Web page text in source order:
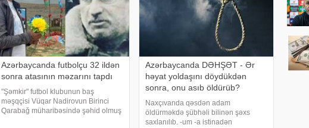
Azərbaycanda futbolçu 32 ildən
sonra atasının məzarını tapdı
"Şəmkir" futbol klubunun baş
məşqçisi Vüqar Nadirovun Birinci
Qarabağ müharibəsində şəhid olmuş
Azərbaycanda DƏHŞƏT - Ər
həyat yoldaşını döydükdən
sonra, onu asıb öldürüb?
Naxçıvanda qəsdən adam
öldürməkdə şübhəli bilinən şəxs
saxlanılıb. -um -a istinadən